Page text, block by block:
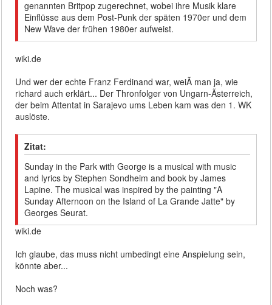
genannten Britpop zugerechnet, wobei ihre Musik klare
Einflüsse aus dem Post-Punk der späten 1970er und dem
New Wave der frühen 1980er aufweist.
wiki.de
Und wer der echte Franz Ferdinand war, weiÃ man ja, wie
richard auch erklärt... Der Thronfolger von Ungarn-Ãsterreich,
der beim Attentat in Sarajevo ums Leben kam was den 1. WK
auslöste.
Zitat:
Sunday in the Park with George is a musical with music
and lyrics by Stephen Sondheim and book by James
Lapine. The musical was inspired by the painting "A
Sunday Afternoon on the Island of La Grande Jatte" by
Georges Seurat.
wiki.de
Ich glaube, das muss nicht umbedingt eine Anspielung sein,
könnte aber...
Noch was?